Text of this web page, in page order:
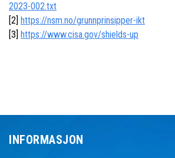
2023-002.txt
[2] https://nsm.no/grunnprinsipper-ikt
[3] https://www.cisa.gov/shields-up
INFORMASJON